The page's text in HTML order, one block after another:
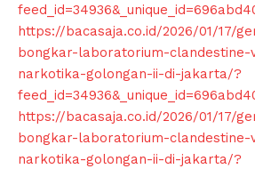
https://bacasaja.co.id/2026/01/17/
bongkar-laboratorium-clandestine-
narkotika-golongan-ii-di-jakarta/?
https://bacasaja.co.id/2026/01/17/
bongkar-laboratorium-clandestine-
narkotika-golongan-ii-di-jakarta/?